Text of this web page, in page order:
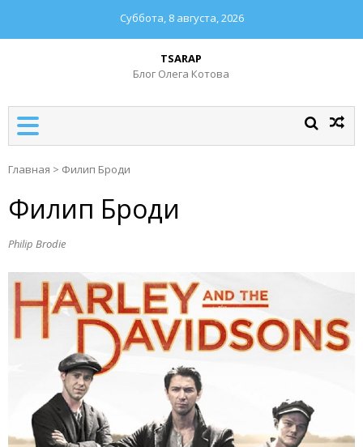
Суббота, 8 августа, 2026
TSARAP
Блог Олега Котова
Главная > Филип Броди
Филип Броди
Philip Brodie